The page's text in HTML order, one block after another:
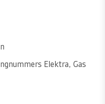
Elektra, Gas